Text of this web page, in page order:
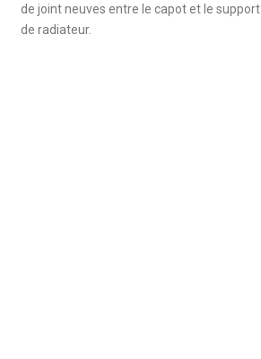
de joint neuves entre le capot et le support
de radiateur.